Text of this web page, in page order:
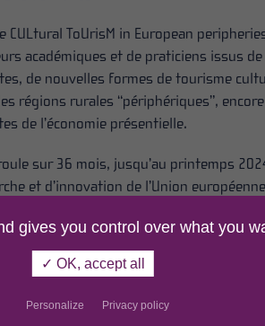
CULtural ToUrisM in European
académiques et de praticiens issus
de nouvelles formes de tourisme
régions rurales “périphériques”,
de l’économie présentielle.
sur 36 mois, jusqu’au printemps
et d’innovation de l’Union
voit confier la tâche d’expérimenter,
offre de visite sur le territoire du Grand
le plus d’attachement des
Internet d’INCULTUM (en anglais) :
de France menée autour du site
gives you control over what you
✓ OK, accept all
Personalize Privacy policy